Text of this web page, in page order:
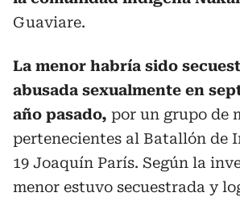
Guaviare.
La menor habría sido
abusada sexualmente en
año pasado, por un grupo de
pertenecientes al Batallón de
19 Joaquín París. Según la
menor estuvo secuestrada y